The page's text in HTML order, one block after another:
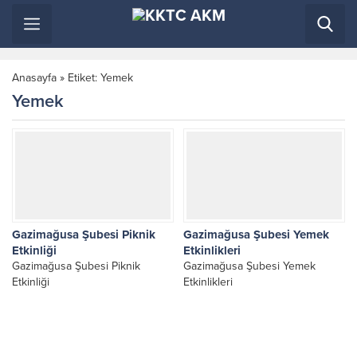
Anasayfa » Etiket: Yemek
Yemek
Gazimağusa Şubesi Piknik
Etkinliği
Gazimağusa Şubesi Piknik
Etkinliği
Gazimağusa Şubesi Yemek
Etkinlikleri
Gazimağusa Şubesi Yemek
Etkinlikleri